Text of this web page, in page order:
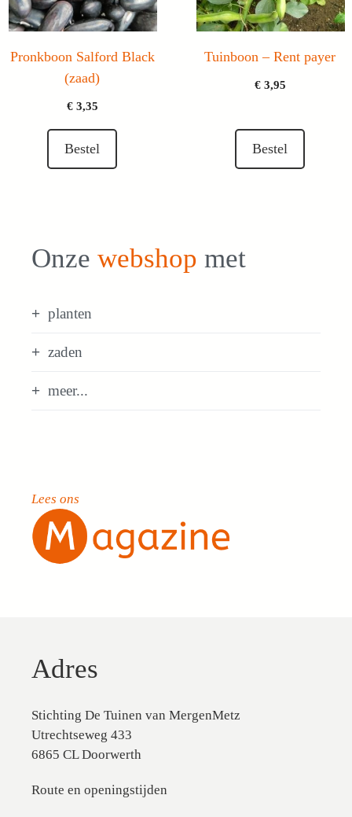
Pronkboon Salford Black
(zaad)
€3,35
Bestel
Tuinboon – Rent payer
€3,95
Bestel
Onze webshop met
planten
zaden
meer...
Lees ons
Adres
Stichting De Tuinen van MergenMetz
Utrechtseweg 433
6865 CL Doorwerth
Route en openingstijden